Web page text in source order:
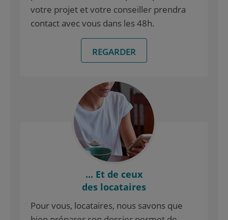
votre projet et votre conseiller prendra
contact avec vous dans les 48h.
REGARDER
... Et de ceux
des locataires
Pour vous, locataires, nous savons que